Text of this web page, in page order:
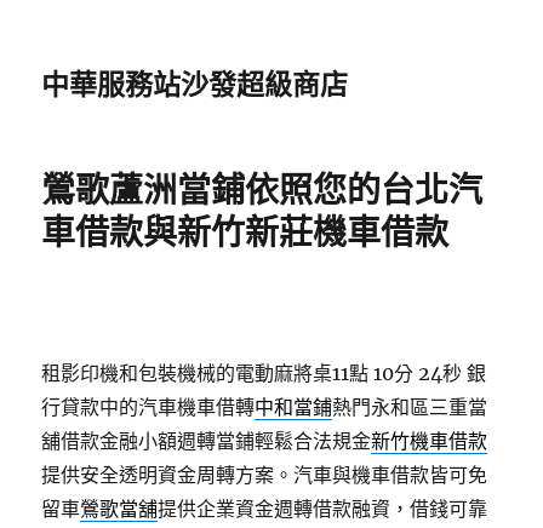
中華服務站沙發超級商店
鶯歌蘆洲當鋪依照您的台北汽
車借款與新竹新莊機車借款
租影印機和包裝機械的電動麻將桌11點 10分 24秒 銀
行貸款中的汽車機車借轉中和當鋪熱門永和區三重當
舖借款金融小額週轉當鋪輕鬆合法規金新竹機車借款
提供安全透明資金周轉方案。汽車與機車借款皆可免
留車鶯歌當舖提供企業資金週轉借款融資，借錢可靠